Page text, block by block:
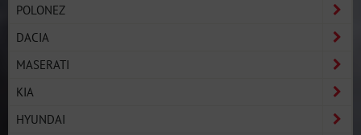
POLONEZ
DACIA
MASERATI
KIA
HYUNDAI